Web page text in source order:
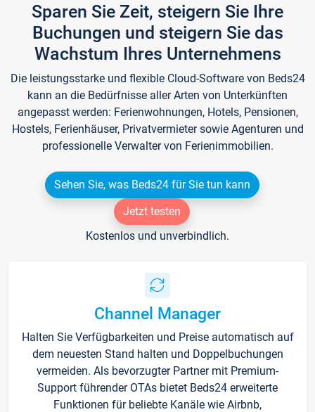
Sparen Sie Zeit, steigern Sie Ihre
Buchungen und steigern Sie das
Wachstum Ihres Unternehmens
Die leistungsstarke und flexible Cloud-Software von Beds24
kann an die Bedürfnisse aller Arten von Unterkünften
angepasst werden: Ferienwohnungen, Hotels, Pensionen,
Hostels, Ferienhäuser, Privatvermieter sowie Agenturen und
professionelle Verwalter von Ferienimmobilien.
Sehen Sie, was Beds24 für Sie tun kann
Jetzt testen
Kostenlos und unverbindlich.
Channel Manager
Halten Sie Verfügbarkeiten und Preise automatisch auf
dem neuesten Stand halten und Doppelbuchungen
vermeiden. Als bevorzugter Partner mit Premium-
Support führender OTAs bietet Beds24 erweiterte
Funktionen für beliebte Kanäle wie Airbnb,